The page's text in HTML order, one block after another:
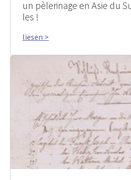
un pèlerinage en Asie du
les !
liesen >